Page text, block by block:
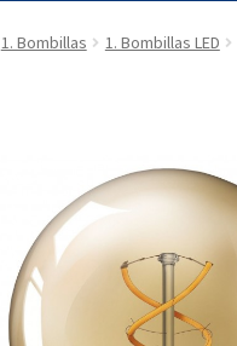
1. Bombillas 1. Bombillas LED